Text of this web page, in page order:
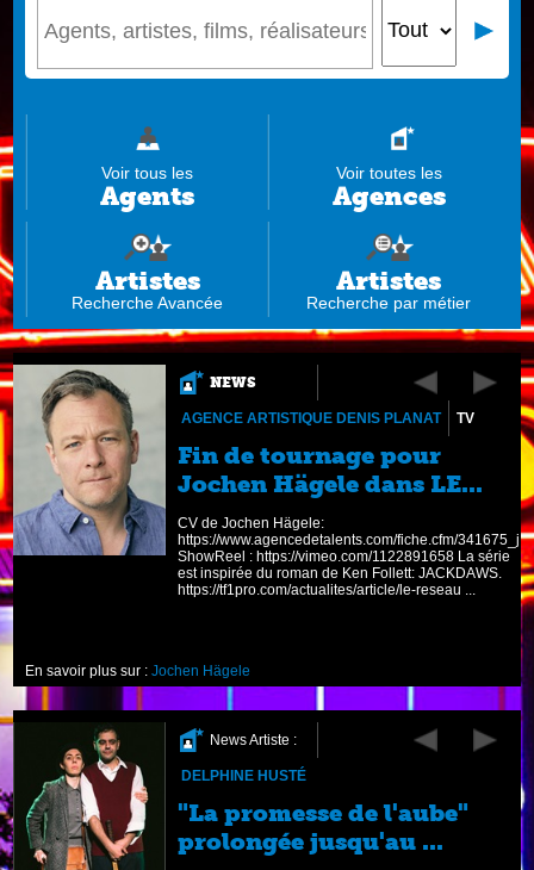
Voir tous les
Agents
Voir toutes les
Agences
Artistes
Recherche Avancée
Artistes
Recherche par métier
NEWS
AGENCE ARTISTIQUE DENIS PLANAT TV
Fin de tournage pour
Jochen Hägele dans LE...
CV de Jochen Hägele:
https://www.agencedetalents.com/fiche.cfm/
ShowReel : https://vimeo.com/1122891658 La série
est inspirée du roman de Ken Follett: JACKDAWS.
https://tf1pro.com/actualites/article/le-reseau ...
En savoir plus sur :Jochen Hägele
News Artiste :
DELPHINE HUSTÉ
"La promesse de l'aube"
prolongée jusqu'au ...